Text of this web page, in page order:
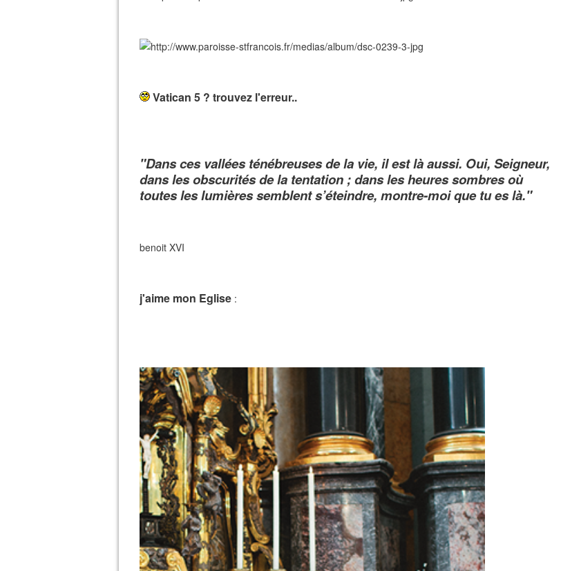
Vatican 5 ? trouvez l'erreur..
"Dans ces vallées ténébreuses de la vie, il est là aussi. Oui, Seigneur,
dans les obscurités de la tentation ; dans les heures sombres où
toutes les lumières semblent s’éteindre, montre-moi que tu es là."
benoit XVI
j'aime mon Eglise :